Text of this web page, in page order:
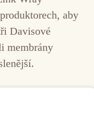
aby
Davisové
membrány